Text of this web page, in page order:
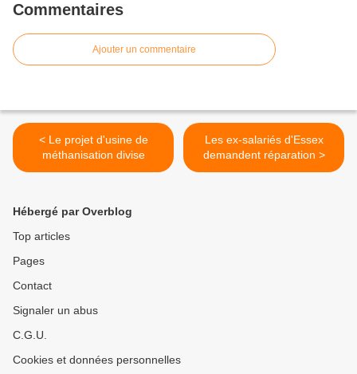
Commentaires
Ajouter un commentaire
< Le projet d'usine de
méthanisation divise
Les ex-salariés d'Essex
demandent réparation >
Hébergé par Overblog
Top articles
Pages
Contact
Signaler un abus
C.G.U.
Cookies et données personnelles